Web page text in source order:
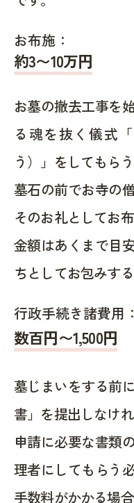
お布施：
約3〜10万円
お墓の撤去工事を
る魂を抜く儀式
う）」をしてもら
墓石の前でお寺の
そのお礼としてお
金額はあくまで目
ちとしてお包みす
行政手続き諸費用：
数百円〜1,500円
墓じまいをする前
書」を提出しなけ
申請に必要な書類
理者にしてもらう
手数料がかかる場